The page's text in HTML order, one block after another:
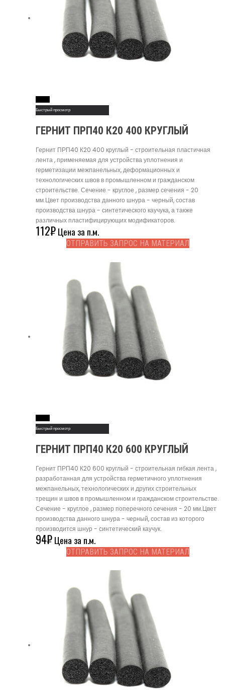
Быстрый просмотр
ГЕРНИТ ПРП40 К20 400 КРУГЛЫЙ
Гернит ПРП40 К20 400 круглый - строительная пластичная
лента , применяемая для устройства уплотнения и
герметизации межпанельных, деформационных и
технологических швов в промышленном и гражданском
строительстве. Сечение - круглое , размер сечения - 20
мм.Цвет производства данного шнура - черный, состав
производства шнура - синтетического каучука, а также
различных пластифицирующих модификаторов.
112₽Цена за п.м.
ОТПРАВИТЬ ЗАПРОС НА МАТЕРИАЛ
Быстрый просмотр
ГЕРНИТ ПРП40 К20 600 КРУГЛЫЙ
Гернит ПРП40 К20 600 круглый - строительная гибкая лента ,
разработанная для устройства герметичного уплотнения
межпанельных, технологических и других строительных
трещин и швов в промышленном и гражданском строительстве.
Сечение - круглое , размер поперечного сечения - 20 мм.Цвет
производства данного шнура - черный, состав из которого
производится шнур - синтетический каучук.
94₽Цена за п.м.
ОТПРАВИТЬ ЗАПРОС НА МАТЕРИАЛ